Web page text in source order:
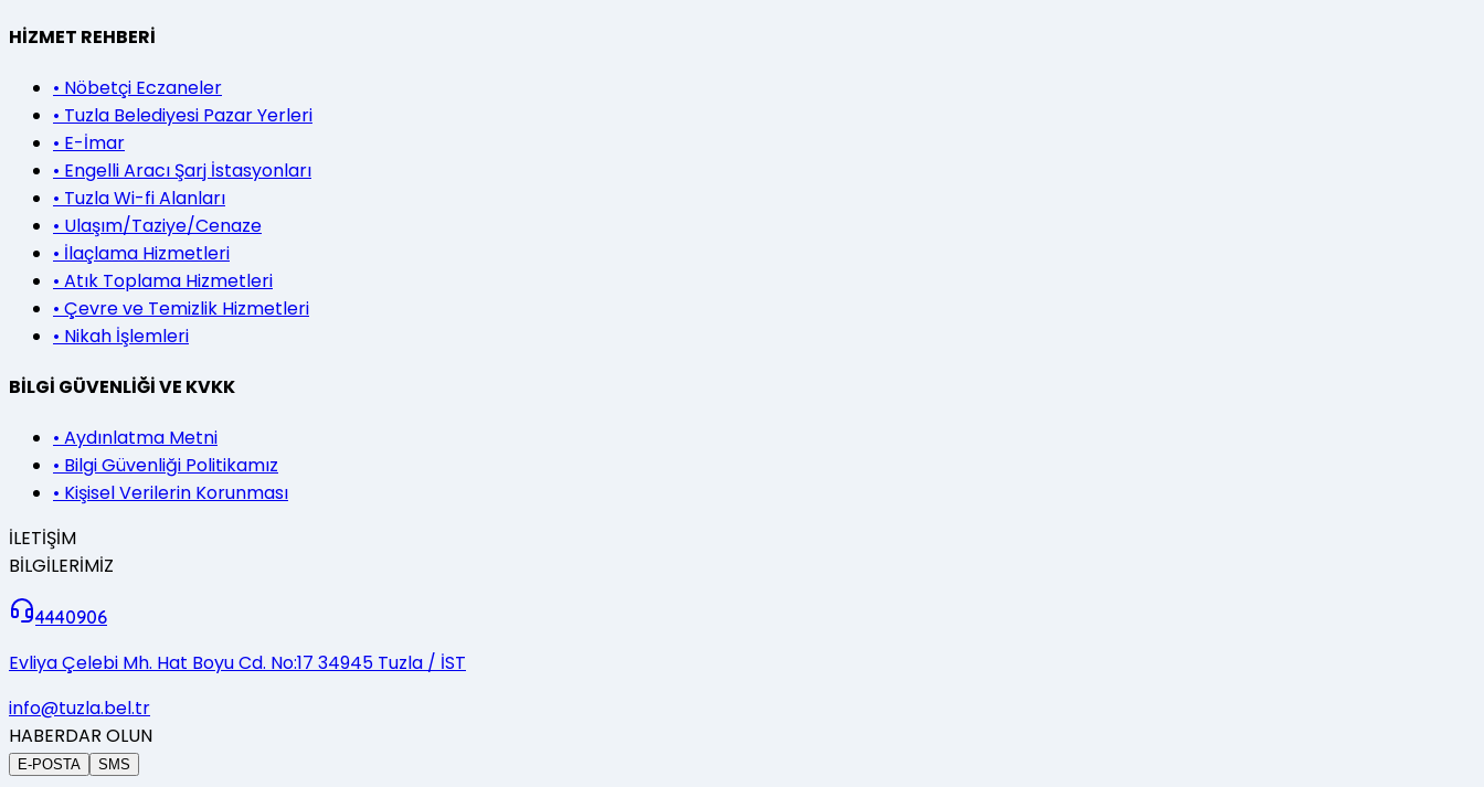
HİZMET REHBERİ
• Nöbetçi Eczaneler
• Tuzla Belediyesi Pazar Yerleri
• E-İmar
• Engelli Aracı Şarj İstasyonları
• Tuzla Wi-fi Alanları
• Ulaşım/Taziye/Cenaze
• İlaçlama Hizmetleri
• Atık Toplama Hizmetleri
• Çevre ve Temizlik Hizmetleri
• Nikah İşlemleri
BİLGİ GÜVENLİĞİ VE KVKK
• Aydınlatma Metni
• Bilgi Güvenliği Politikamız
• Kişisel Verilerin Korunması
İLETİŞİM
BİLGİLERİMİZ
4440906
Evliya Çelebi Mh. Hat Boyu Cd. No:17 34945 Tuzla / İST
info@tuzla.bel.tr
HABERDAR OLUN
E-POSTA SMS